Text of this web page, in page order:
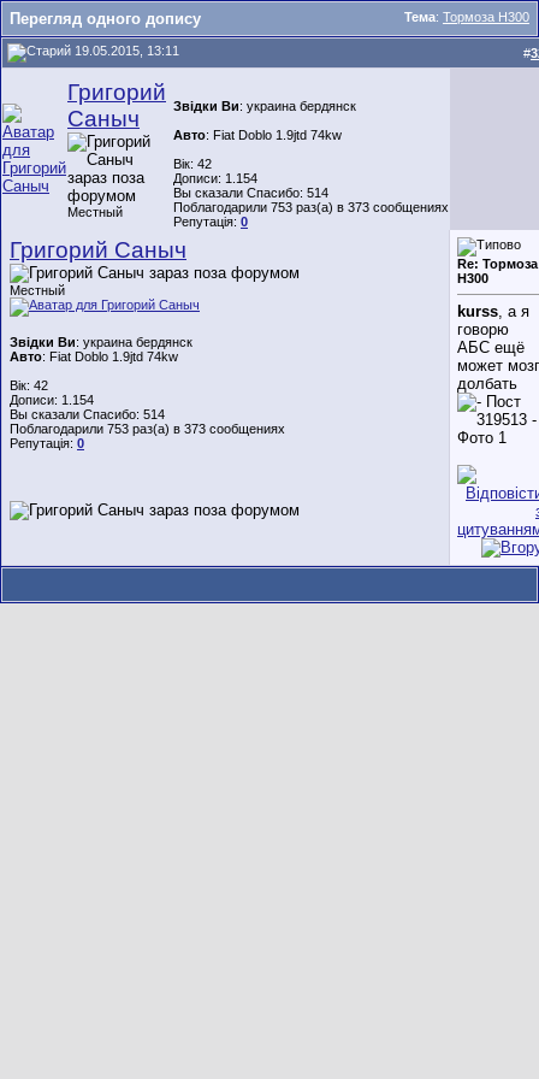
Тема: Тормоза Н300
Перегляд одного допису
19.05.2015, 13:11 #
Григорий
Саныч
Местный
Звідки Ви: украина бердянск
Авто: Fiat Doblo 1.9jtd 74kw
Вік: 42
Дописи: 1.154
Вы сказали Спасибо: 514
Поблагодарили 753 раз(а) в 373 сообщениях
Репутація: 0
Григорий Саныч
Местный
Звідки Ви: украина бердянск
Авто: Fiat Doblo 1.9jtd 74kw
Вік: 42
Дописи: 1.154
Вы сказали Спасибо: 514
Поблагодарили 753 раз(а) в 373 сообщениях
Репутація: 0
Re: Тормоза
Н300
kurss, а я
говорю
АБС ещё
может мозг
долбать